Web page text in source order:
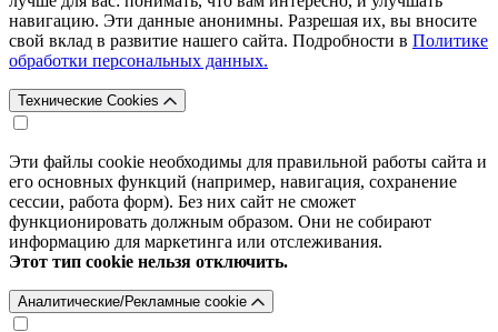
навигацию. Эти данные анонимны. Разрешая их, вы вносите
свой вклад в развитие нашего сайта. Подробности в Политике
обработки персональных данных.
Технические Cookies
Эти файлы cookie необходимы для правильной работы сайта и
его основных функций (например, навигация, сохранение
сессии, работа форм). Без них сайт не сможет
функционировать должным образом. Они не собирают
информацию для маркетинга или отслеживания.
Этот тип cookie нельзя отключить.
Аналитические/Рекламные cookie